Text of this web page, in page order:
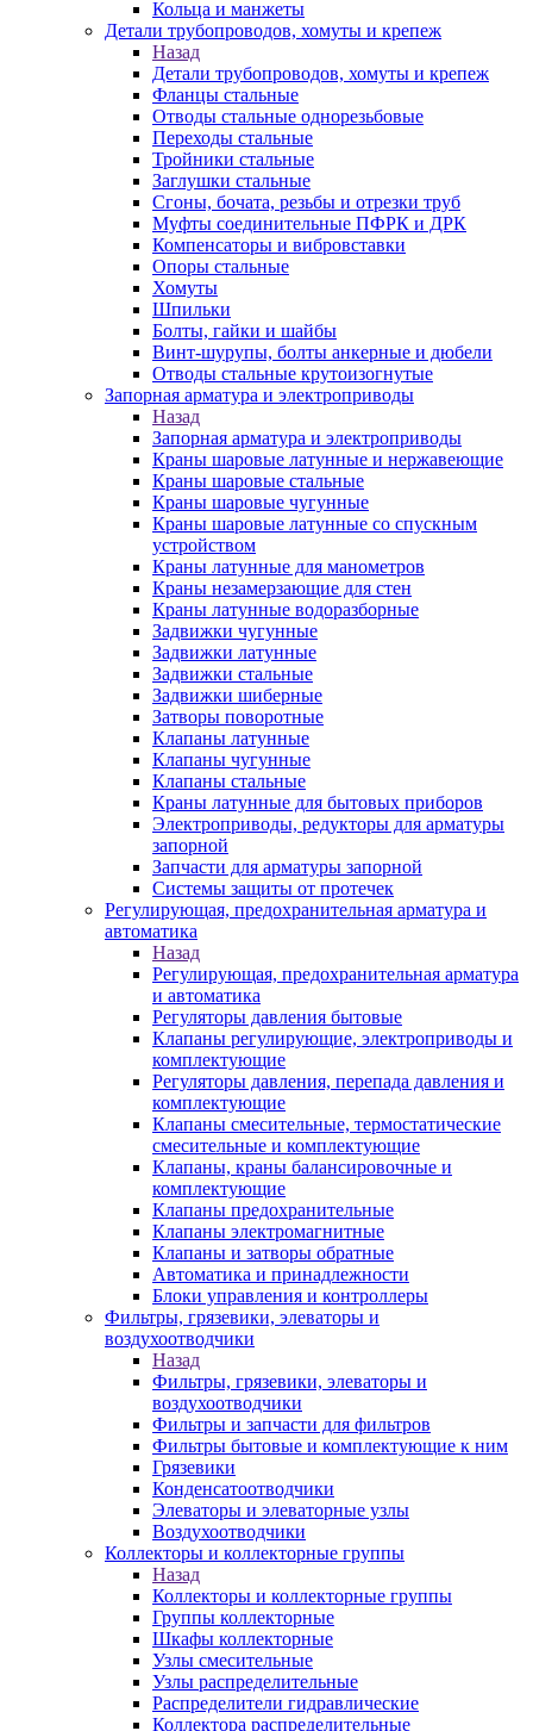
Кольца и манжеты
Детали трубопроводов, хомуты и крепеж
Назад
Детали трубопроводов, хомуты и крепеж
Фланцы стальные
Отводы стальные однорезьбовые
Переходы стальные
Тройники стальные
Заглушки стальные
Сгоны, бочата, резьбы и отрезки труб
Муфты соединительные ПФРК и ДРК
Компенсаторы и вибровставки
Опоры стальные
Хомуты
Шпильки
Болты, гайки и шайбы
Винт-шурупы, болты анкерные и дюбели
Отводы стальные крутоизогнутые
Запорная арматура и электроприводы
Назад
Запорная арматура и электроприводы
Краны шаровые латунные и нержавеющие
Краны шаровые стальные
Краны шаровые чугунные
Краны шаровые латунные со спускным
устройством
Краны латунные для манометров
Краны незамерзающие для стен
Краны латунные водоразборные
Задвижки чугунные
Задвижки латунные
Задвижки стальные
Задвижки шиберные
Затворы поворотные
Клапаны латунные
Клапаны чугунные
Клапаны стальные
Краны латунные для бытовых приборов
Электроприводы, редукторы для арматуры
запорной
Запчасти для арматуры запорной
Системы защиты от протечек
Регулирующая, предохранительная арматура и
автоматика
Назад
Регулирующая, предохранительная арматура
и автоматика
Регуляторы давления бытовые
Клапаны регулирующие, электроприводы и
комплектующие
Регуляторы давления, перепада давления и
комплектующие
Клапаны смесительные, термостатические
смесительные и комплектующие
Клапаны, краны балансировочные и
комплектующие
Клапаны предохранительные
Клапаны электромагнитные
Клапаны и затворы обратные
Автоматика и принадлежности
Блоки управления и контроллеры
Фильтры, грязевики, элеваторы и
воздухоотводчики
Назад
Фильтры, грязевики, элеваторы и
воздухоотводчики
Фильтры и запчасти для фильтров
Фильтры бытовые и комплектующие к ним
Грязевики
Конденсатоотводчики
Элеваторы и элеваторные узлы
Воздухоотводчики
Коллекторы и коллекторные группы
Назад
Коллекторы и коллекторные группы
Группы коллекторные
Шкафы коллекторные
Узлы смесительные
Узлы распределительные
Распределители гидравлические
Коллектора распределительные